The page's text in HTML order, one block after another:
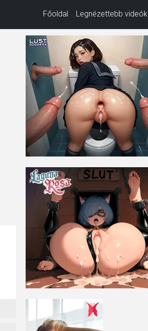
Főoldal Legnézettebb videók